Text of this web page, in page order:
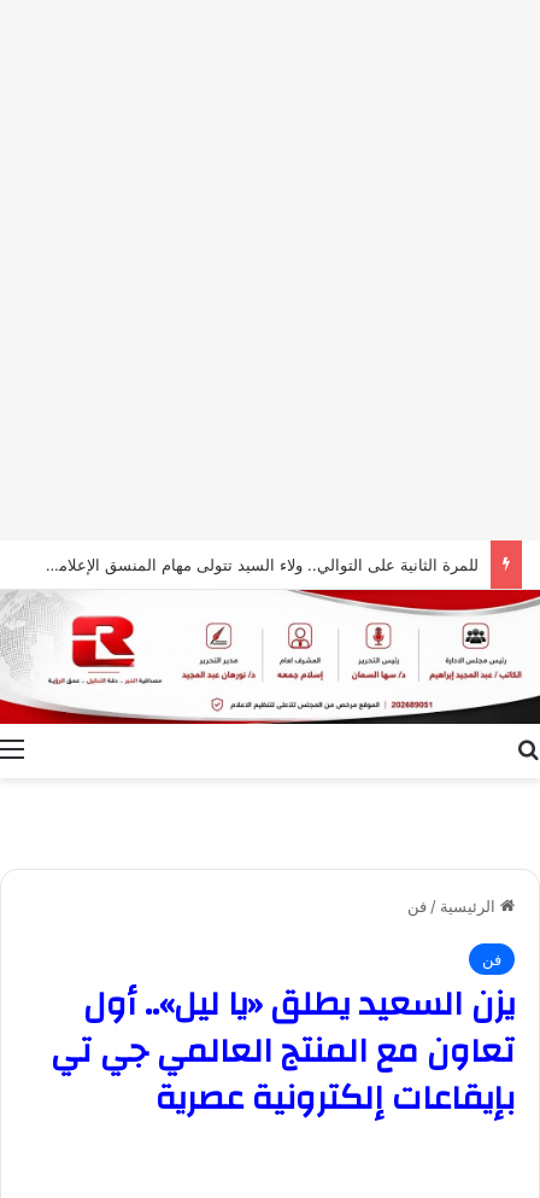
للمرة الثانية على التوالي.. ولاء السيد تتولى مهام المنسق الإعلامي لمهرجان “الأفضل بين الأفضل” في دورته الخامسة
الرئيسية / فن
فن
يزن السعيد يطلق «يا ليل».. أول
تعاون مع المنتج العالمي جي تي
بإيقاعات إلكترونية عصرية